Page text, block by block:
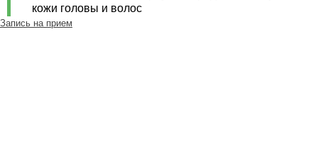
кожи головы и волос
Запись на прием